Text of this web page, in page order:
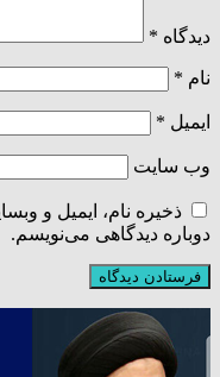
دیدگاه *
نام *
ایمیل *
وب‌ سایت
ذخیره نام، ایمیل و
دوباره دیدگاهی می‌نویسم.